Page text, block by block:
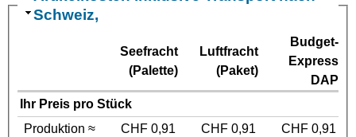
Schweiz,
Seefracht
(Palette)
Luftfracht
(Paket)
Budget-
Express
DAP
Ihr Preis pro Stück
Produktion ≈
CHF 0,91 CHF 0,91
CHF 0,91